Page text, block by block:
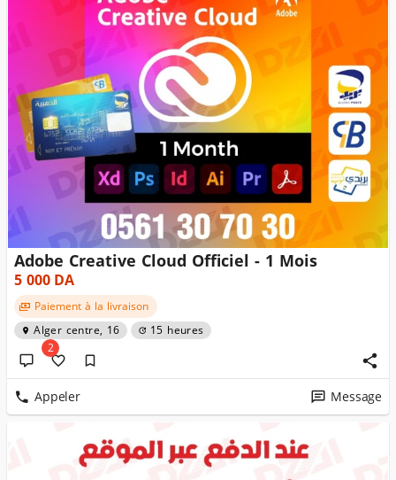
Adobe Creative Cloud Officiel - 1 Mois
5 000DA
Paiement à la livraison
Alger centre, 16
15 heures
2
Appeler Message